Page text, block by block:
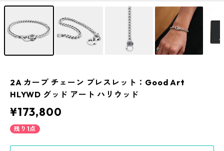
2A カーブ チェーン ブレスレット：Good Art
HLYWD グッド アート ハリウッド
¥173,800
残り1点